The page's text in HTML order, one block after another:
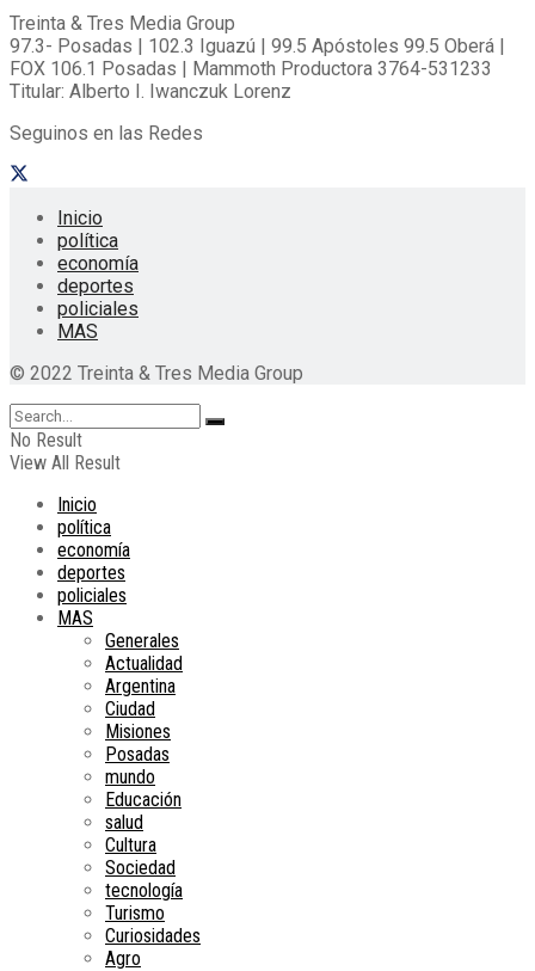
Treinta & Tres Media Group
97.3- Posadas | 102.3 Iguazú | 99.5 Apóstoles 99.5 Oberá |
FOX 106.1 Posadas | Mammoth Productora 3764-531233
Titular: Alberto I. Iwanczuk Lorenz
Seguinos en las Redes
Inicio
política
economía
deportes
policiales
MAS
© 2022 Treinta & Tres Media Group
No Result
View All Result
Inicio
política
economía
deportes
policiales
MAS
Generales
Actualidad
Argentina
Ciudad
Misiones
Posadas
mundo
Educación
salud
Cultura
Sociedad
tecnología
Turismo
Curiosidades
Agro